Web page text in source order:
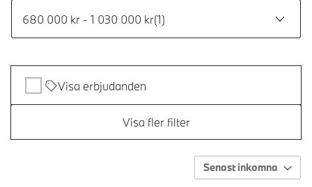
680 000 kr - 1 030 000 kr(1)
Visa erbjudanden
Visa fler filter
Senast inkomna